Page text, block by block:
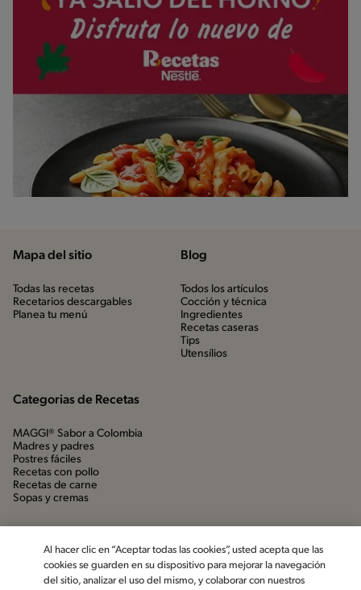
Mapa del sitio
Todas las recetas
Recetarios descargables
Planea tu menú
Blog
Todos los artículos
Cocción y técnica
Ingredientes
Recetas caseras
Tips
Utensílios
Categorias de Recetas
MAGGI® Sabor a Colombia
Madres y padres
Postres fáciles
Recetas con pollo
Recetas de carne
Sopas y cremas
Al hacer clic en “Aceptar todas las cookies”, usted acepta que las
cookies se guarden en su dispositivo para mejorar la navegación
del sitio, analizar el uso del mismo, y colaborar con nuestros